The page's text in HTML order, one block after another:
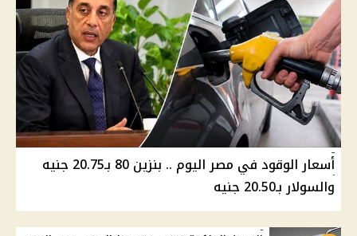
أسعار الوقود في مصر اليوم .. بنزين 80 بـ20.75 جنيه
والسولار بـ20.50 جنيه